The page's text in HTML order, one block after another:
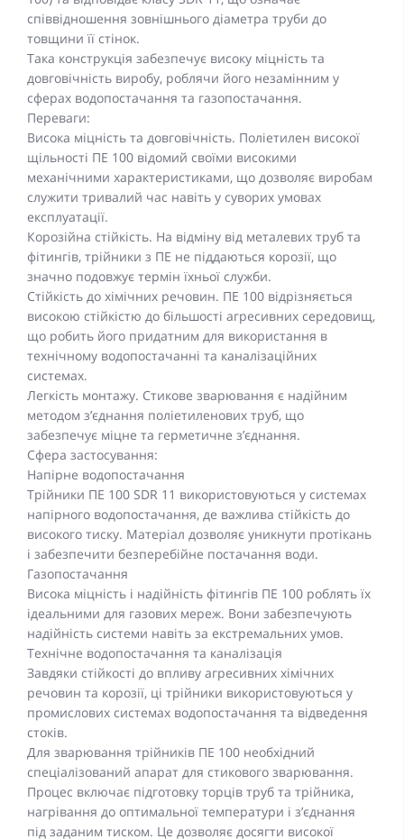
співвідношення зовнішнього діаметра труби до
товщини її стінок.
Така конструкція забезпечує високу міцність та
довговічність виробу, роблячи його незамінним у
сферах водопостачання та газопостачання.
Переваги:
Висока міцність та довговічність. Поліетилен високої
щільності ПЕ 100 відомий своїми високими
механічними характеристиками, що дозволяє виробам
служити тривалий час навіть у суворих умовах
експлуатації.
Корозійна стійкість. На відміну від металевих труб та
фітингів, трійники з ПЕ не піддаються корозії, що
значно подовжує термін їхньої служби.
Стійкість до хімічних речовин. ПЕ 100 відрізняється
високою стійкістю до більшості агресивних середовищ,
що робить його придатним для використання в
технічному водопостачанні та каналізаційних
системах.
Легкість монтажу. Стикове зварювання є надійним
методом з’єднання поліетиленових труб, що
забезпечує міцне та герметичне з’єднання.
Сфера застосування:
Напірне водопостачання
Трійники ПЕ 100 SDR 11 використовуються у системах
напірного водопостачання, де важлива стійкість до
високого тиску. Матеріал дозволяє уникнути протікань
і забезпечити безперебійне постачання води.
Газопостачання
Висока міцність і надійність фітингів ПЕ 100 роблять їх
ідеальними для газових мереж. Вони забезпечують
надійність системи навіть за екстремальних умов.
Технічне водопостачання та каналізація
Завдяки стійкості до впливу агресивних хімічних
речовин та корозії, ці трійники використовуються у
промислових системах водопостачання та відведення
стоків.
Для зварювання трійників ПЕ 100 необхідний
спеціалізований апарат для стикового зварювання.
Процес включає підготовку торців труб та трійника,
нагрівання до оптимальної температури і з’єднання
під заданим тиском. Це дозволяє досягти високої